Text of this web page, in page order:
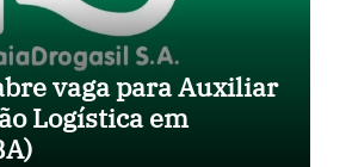
vaga para Auxiliar
Logística em